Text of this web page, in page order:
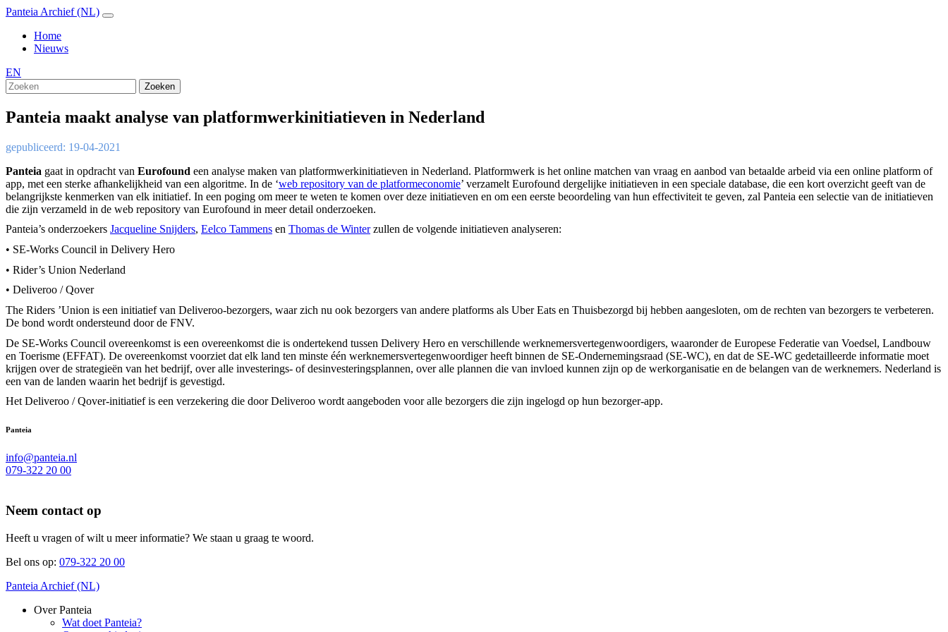
Panteia Archief (NL)
Home
Nieuws
EN
Zoeken
Panteia maakt analyse van platformwerkinitiatieven in Nederland
gepubliceerd: 19-04-2021
Panteia gaat in opdracht van Eurofound een analyse maken van platformwerkinitiatieven in Nederland. Platformwerk is het online matchen van vraag en aanbod van betaalde arbeid via een online platform of
app, met een sterke afhankelijkheid van een algoritme. In de ‘web repository van de platformeconomie’ verzamelt Eurofound dergelijke initiatieven in een speciale database, die een kort overzicht geeft van de
belangrijkste kenmerken van elk initiatief. In een poging om meer te weten te komen over deze initiatieven en om een ​​eerste beoordeling van hun effectiviteit te geven, zal Panteia een selectie van de initiatieven
die zijn verzameld in de web repository van Eurofound in meer detail onderzoeken.
Panteia’s onderzoekers Jacqueline Snijders, Eelco Tammens en Thomas de Winterzullen de volgende initiatieven analyseren:
• SE-Works Council in Delivery Hero
• Rider’s Union Nederland
• Deliveroo / Qover
The Riders ’Union is een initiatief van Deliveroo-bezorgers, waar zich nu ook bezorgers van andere platforms als Uber Eats en Thuisbezorgd bij hebben aangesloten, om de rechten van bezorgers te verbeteren.
De bond wordt ondersteund door de FNV.
De SE-Works Council overeenkomst is een overeenkomst die is ondertekend tussen Delivery Hero en verschillende werknemersvertegenwoordigers, waaronder de Europese Federatie van Voedsel, Landbouw
en Toerisme (EFFAT). De overeenkomst voorziet dat elk land ten minste één werknemersvertegenwoordiger heeft binnen de SE-Ondernemingsraad (SE-WC), en dat de SE-WC gedetailleerde informatie moet
krijgen over de strategieën van het bedrijf, over alle investerings- of desinvesteringsplannen, over alle plannen die van invloed kunnen zijn op de werkorganisatie en de belangen van de werknemers. Nederland is
een van de landen waarin het bedrijf is gevestigd.
Het Deliveroo / Qover-initiatief is een verzekering die door Deliveroo wordt aangeboden voor alle bezorgers die zijn ingelogd op hun bezorger-app.
Panteia
info@panteia.nl
079-322 20 00
Neem contact op
Heeft u vragen of wilt u meer informatie? We staan u graag te woord.
Bel ons op: 079-322 20 00
Panteia Archief (NL)
Over Panteia
Wat doet Panteia?